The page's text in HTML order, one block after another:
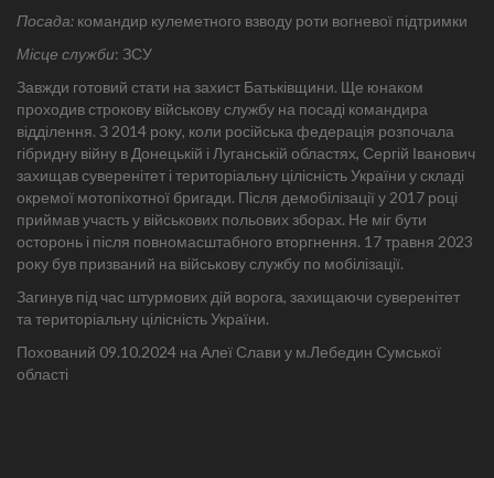
Посада: командир кулеметного взводу роти вогневої підтримки
Місце служби: ЗСУ
Завжди готовий стати на захист Батьківщини. Ще юнаком
проходив строкову військову службу на посаді командира
відділення. З 2014 року, коли російська федерація розпочала
гібридну війну в Донецькій і Луганській областях, Сергій Іванович
захищав суверенітет і територіальну цілісність України у складі
окремої мотопіхотної бригади. Після демобілізації у 2017 році
приймав участь у військових польових зборах. Не міг бути
осторонь і після повномасштабного вторгнення. 17 травня 2023
року був призваний на військову службу по мобілізації.
Загинув під час штурмових дій ворога, захищаючи суверенітет
та територіальну цілісність України.
Похований 09.10.2024 на Алеї Слави у м.Лебедин Сумської
області